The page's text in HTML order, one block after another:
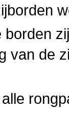
van de